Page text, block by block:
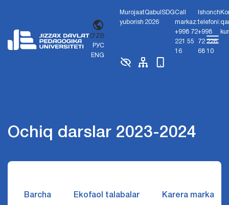
O'ZB
РУС
ENG
Murojaat
yuborish
Qabul
2026
SDGCall
markaz:
+998 72
221 55
16
Ishonch
telefoni:
+998
72 226
68 10
Ochiq darslar 2023-2024
Barcha Ekofaol talabalar Karera markazi